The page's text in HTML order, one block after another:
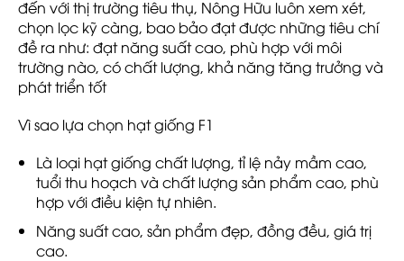
đến với thị trường tiêu thụ, Nông Hữu luôn xem xét,
chọn lọc kỹ càng, bao bảo đạt được những tiêu chí
đề ra như: đạt năng suất cao, phù hợp với môi
trường nào, có chất lượng, khả năng tăng trưởng và
phát triển tốt
Vì sao lựa chọn hạt giống F1
Là loại hạt giống chất lượng, tỉ lệ nảy mầm cao,
tuổi thu hoạch và chất lượng sản phẩm cao, phù
hợp với điều kiện tự nhiên.
Năng suất cao, sản phẩm đẹp, đồng đều, giá trị
cao.